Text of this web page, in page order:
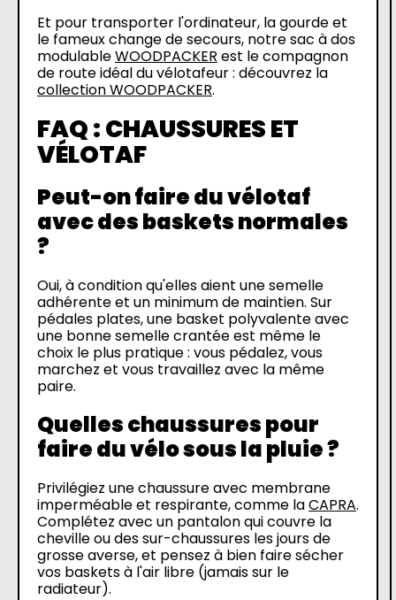
Et pour transporter l'ordinateur, la gourde et
le fameux change de secours, notre sac à dos
modulableWOODPACKER est le compagnon
de route idéal du vélotafeur : découvrez la
collection WOODPACKER.
FAQ : CHAUSSURES ET
VÉLOTAF
Peut-on faire du vélotaf
avec des baskets normales
?
Oui, à condition qu'elles aient une semelle
adhérente et un minimum de maintien. Sur
pédales plates, une basket polyvalente avec
une bonne semelle crantée est même le
choix le plus pratique : vous pédalez, vous
marchez et vous travaillez avec la même
paire.
Quelles chaussures pour
faire du vélo sous la pluie ?
Privilégiez une chaussure avec membrane
imperméable et respirante, comme laCAPRA.
Complétez avec un pantalon qui couvre la
cheville ou des sur-chaussures les jours de
grosse averse, et pensez à bien faire sécher
vos baskets à l'air libre (jamais sur le
radiateur).